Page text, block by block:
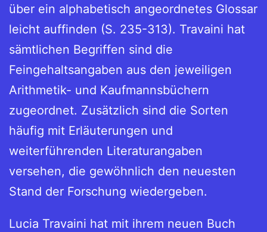
über ein alphabetisch angeordnetes Glossar
leicht auffinden (S. 235-313). Travaini hat
sämtlichen Begriffen sind die
Feingehaltsangaben aus den jeweiligen
Arithmetik- und Kaufmannsbüchern
zugeordnet. Zusätzlich sind die Sorten
häufig mit Erläuterungen und
weiterführenden Literaturangaben
versehen, die gewöhnlich den neuesten
Stand der Forschung wiedergeben.
Lucia Travaini hat mit ihrem neuen Buch